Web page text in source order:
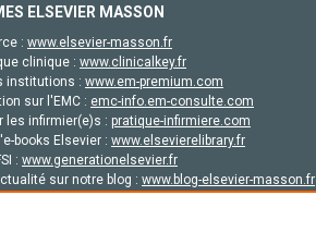
ELSEVIER MASSON
: www.elsevier-masson.fr
clinique : www.clinicalkey.fr
institutions : www.em-premium.com
sur l'EMC : emc-info.em-consulte.com
les infirmier(e)s : pratique-infirmiere.com
books Elsevier : www.elsevierelibrary.fr
: www.generationelsevier.fr
sur notre blog : www.blog-elsevier-masson.fr